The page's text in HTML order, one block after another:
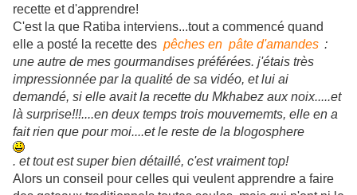
recette et d'apprendre!
C'est la que Ratiba interviens...tout a commencé quand
elle a posté la recette des pêches en pâte d'amandes :
une autre de mes gourmandises préférées. j'étais très
impressionnée par la qualité de sa vidéo, et lui ai
demandé, si elle avait la recette du Mkhabez aux noix.....et
là surprise!!!....en deux temps trois mouvememts, elle en a
fait rien que pour moi....et le reste de la blogosphere
. et tout est super bien détaillé, c'est vraiment top!
Alors un conseil pour celles qui veulent apprendre a faire